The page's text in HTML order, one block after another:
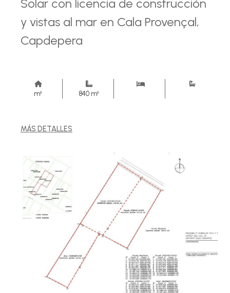
Solar con licencia de construcción
y vistas al mar en Cala Provençal,
Capdepera
m² 840 m²
MÁS DETALLES